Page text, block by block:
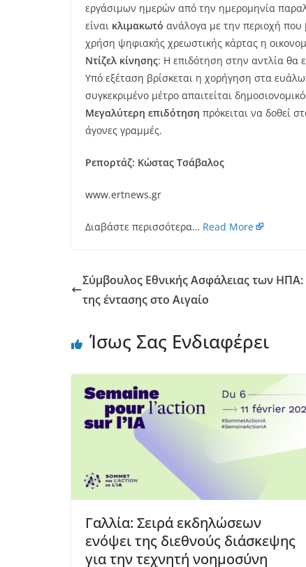
εργάσιμων ημερών από την ημερομηνία
είναι κλιμακωτό ανάλογα με την περιοχή που
χρήση ψηφιακής χρεωστικής κάρτας η
Ντίζελ κίνησης: Η επιδότηση στην αντλία θα
Υπό εξέταση βρίσκεται η χορήγηση στα
συγκεκριμένο μέτρο απαιτείται
Μεγαλύτερη επιδότηση πρόκειται να δοθεί
άγονες γραμμές.
Ρεπορτάζ: Κώστας Τσάβαλος
www.ertnews.gr
Διαβάστε περισσότερα… Read More
Σύμβουλος Εθνικής Ασφάλειας των
της έντασης στο Αιγαίο
Ίσως Σας Ενδιαφέρει
Γαλλία: Σειρά εκδηλώσεων
ενόψει της διεθνούς διάσκεψης
για την τεχνητή νοημοσύνη